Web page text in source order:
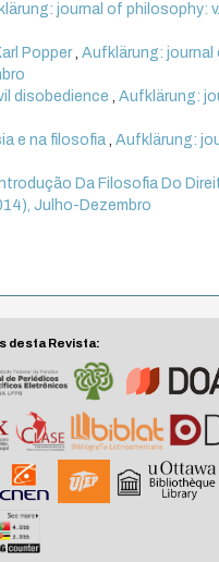
journal of philosophy: v.
Popper,Aufklärung: journal
disobedience,Aufklärung:
e na filosofia,Aufklärung:
Da Filosofia Do
Julho-Dezembro
desta Revista: